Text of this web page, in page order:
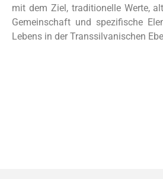
mit dem Ziel, traditionelle Werte,
Gemeinschaft und spezifische
Lebens in der Transsilvanischen